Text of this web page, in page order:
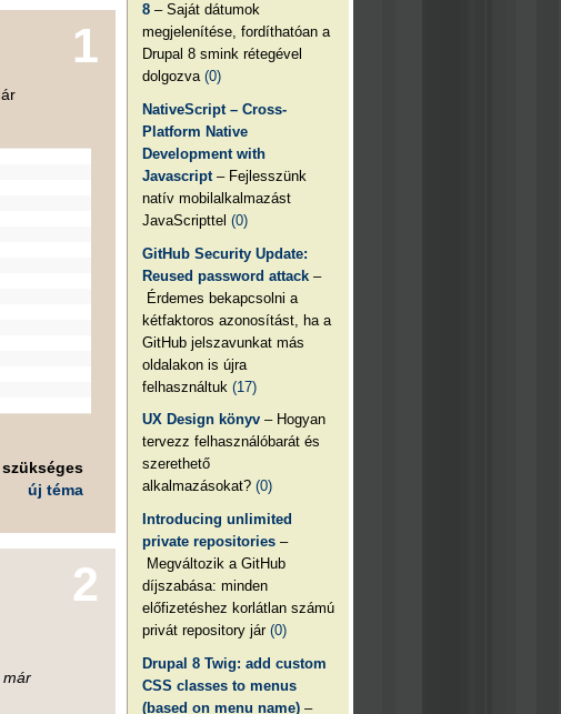
1
új téma
2
már
8 – Saját dátumok
megjelenítése, fordíthatóan a
Drupal 8 smink rétegével
dolgozva(0)
NativeScript – Cross-
Platform Native
Development with
Javascript – Fejlesszünk
natív mobilalkalmazást
JavaScripttel(0)
GitHub Security Update:
Reused password attack –
Érdemes bekapcsolni a
kétfaktoros azonosítást, ha a
GitHub jelszavunkat más
oldalakon is újra
felhasználtuk(17)
UX Design könyv – Hogyan
tervezz felhasználóbarát és
szerethető
alkalmazásokat?(0)
Introducing unlimited
private repositories –
Megváltozik a GitHub
díjszabása: minden
előfizetéshez korlátlan számú
privát repository jár(0)
Drupal 8 Twig: add custom
CSS classes to menus
(based on menu name) –